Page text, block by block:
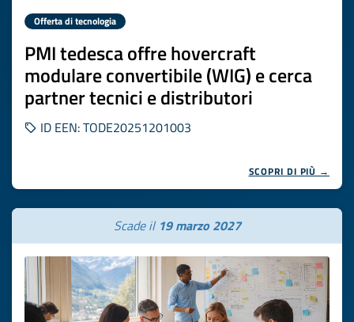
Offerta di tecnologia
PMI tedesca offre hovercraft
modulare convertibile (WIG) e cerca
partner tecnici e distributori
ID EEN: TODE20251201003
SCOPRI DI PIÙ →
Scade il 19 marzo 2027